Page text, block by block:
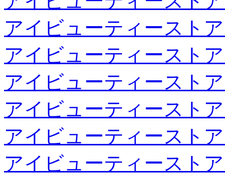
アイビューティースト
アイビューティースト
アイビューティースト
アイビューティースト
アイビューティースト
アイビューティースト